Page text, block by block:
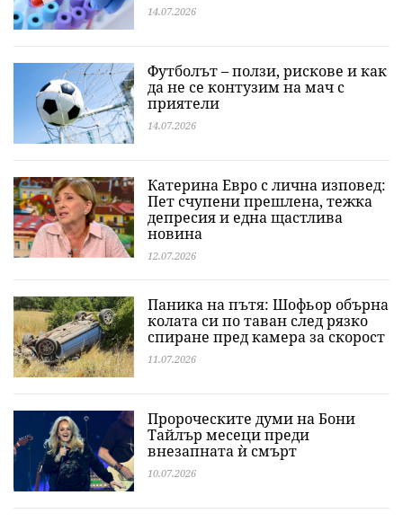
14.07.2026
Футболът – ползи, рискове и как
да не се контузим на мач с
приятели
14.07.2026
Катерина Евро с лична изповед:
Пет счупени прешлена, тежка
депресия и една щастлива
новина
12.07.2026
Паника на пътя: Шофьор обърна
колата си по таван след рязко
спиране пред камера за скорост
11.07.2026
Пророческите думи на Бони
Тайлър месеци преди
внезапната ѝ смърт
10.07.2026